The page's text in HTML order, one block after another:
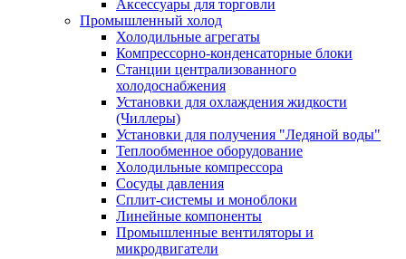
Аксессуары для торговли
Промышленный холод
Холодильные агрегаты
Компрессорно-конденсаторные блоки
Станции централизованного
холодоснабжения
Установки для охлаждения жидкости
(Чиллеры)
Установки для получения "Ледяной воды"
Теплообменное оборудование
Холодильные компрессора
Сосуды давления
Cплит-системы и моноблоки
Линейные компоненты
Промышленные вентиляторы и
микродвигатели